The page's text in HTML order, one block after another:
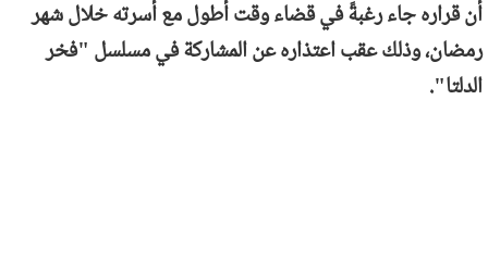
أن قراره جاء رغبةً في قضاء وقت أطول مع أسرته خلال شهر
رمضان، وذلك عقب اعتذاره عن المشاركة في مسلسل "فخر
الدلتا".